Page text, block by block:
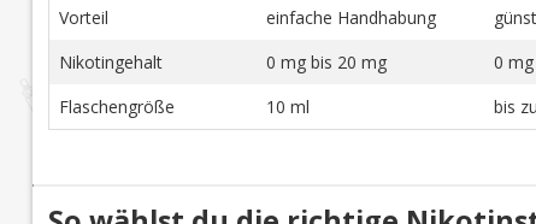
Vorteil
einfache Handhabung
Nikotingehalt
0 mg bis 20 mg 0
Flaschengröße
10 ml bis